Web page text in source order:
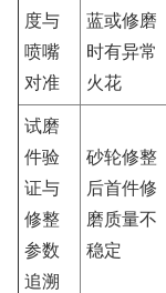
度与
喷嘴
对准
蓝或修磨
时有异常
火花
试磨
件验
证与
修整
参数
追溯
砂轮修整
后首件修
磨质量不
稳定